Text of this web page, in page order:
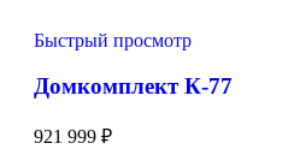
Быстрый просмотр
Домкомплект К-77
921 999 ₽